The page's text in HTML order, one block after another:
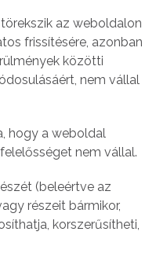
az weboldalon
frissítésére, azonban
közötti
nem vállal
hogy a weboldal
nem vállal.
(beleértve az
részeit bármikor,
korszerűsítheti,